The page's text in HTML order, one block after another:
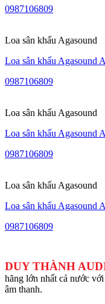
0987106809
Loa sân khấu Agasound
Loa sân khấu Agasound
0987106809
Loa sân khấu Agasound
Loa sân khấu Agasound
0987106809
Loa sân khấu Agasound
Loa sân khấu Agasound
0987106809
DUY THÀNH
hãng lớn nhất cả nước
âm thanh.